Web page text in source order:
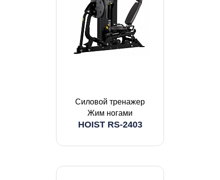
Силовой тренажер
Жим ногами
HOIST RS-2403